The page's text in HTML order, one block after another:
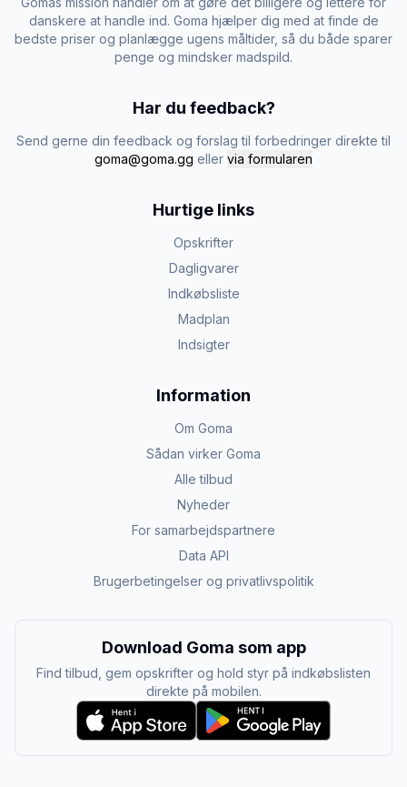
danskere at handle ind. Goma hjælper dig med at finde de
bedste priser og planlægge ugens måltider, så du både sparer
penge og mindsker madspild.
Har du feedback?
Send gerne din feedback og forslag til forbedringer direkte til
goma@goma.gg eller via formularen
Hurtige links
Opskrifter
Dagligvarer
Indkøbsliste
Madplan
Indsigter
Information
Om Goma
Sådan virker Goma
Alle tilbud
Nyheder
For samarbejdspartnere
Data API
Brugerbetingelser og privatlivspolitik
Download Goma som app
Find tilbud, gem opskrifter og hold styr på indkøbslisten
direkte på mobilen.